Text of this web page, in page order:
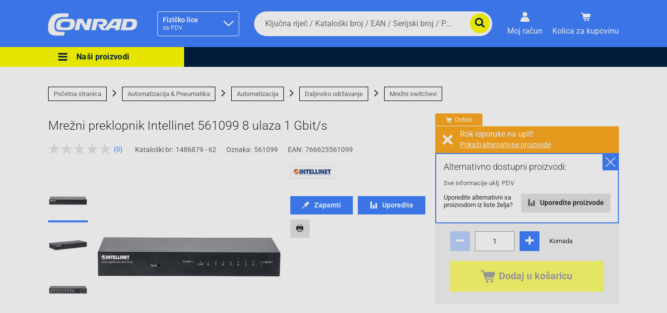
Fizičko lice
sa PDV
Ova postavka prilagođava asortiman proizvoda i
Pravno lice Fizičko lice
Da
biste
potražili
proizvod,
broj,
EAN
serijski
broj
Moj račun Kolica za kupovinu
Naši proizvodi
Početna stranica Automatizacija & Pneumatika Automatizacija Daljinsko održavanje Mrežni switchevi
Mrežni preklopnik Intellinet 561099 8 ulaza 1 Gbit/s
(0) Kataloški br: 1486879 - 62 Oznaka: 561099 EAN: 766623561099
Online
Alternativno dostupni proizvodi:
Sve informacije uklj. PDV
Uporedite alternativni sa
proizvodom iz liste želja?
Uporedite proizvode
Rok isporuke na upit!
Prikaži alternativne proizvode
Prodaja i slanje od: Architektengruppe S71 d.o.o.
Cijena na upit
0.00 KM
Komada
Dodaj u košaricu
Zapamti Uporedite